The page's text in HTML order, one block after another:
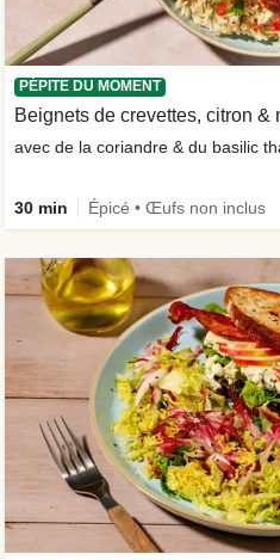
PÉPITE DU MOMENT
Beignets de crevettes, citron &
avec de la coriandre & du basilic
30 min Épicé • Œufs non inclus